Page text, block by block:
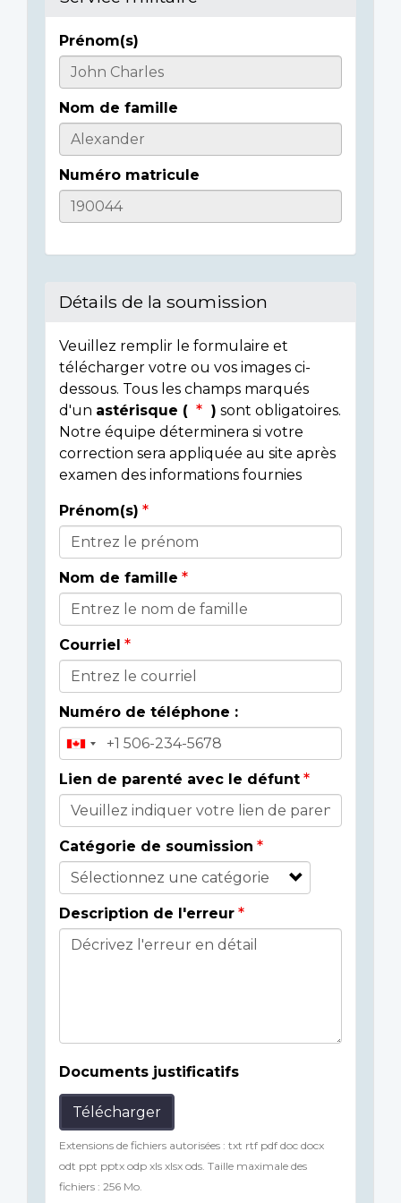
Casualty
Details
Prénom(s)
Nom de famille
Numéro matricule
Détails de la soumission
Veuillez remplir le formulaire et
télécharger votre ou vos images ci-
dessous. Tous les champs marqués
d'un astérisque ( ) sont obligatoires.
Notre équipe déterminera si votre
correction sera appliquée au site après
examen des informations fournies
Donor
Details
Prénom(s)
Nom de famille
Courriel
Numéro de téléphone :
Lien de parenté avec le défunt
Catégorie de soumission
Description de l'erreur
Documents justificatifs
Télécharger
Extensions de fichiers autorisées : txt rtf pdf doc docx
odt ppt pptx odp xls xlsx ods. Taille maximale des
fichiers : 256 Mo.